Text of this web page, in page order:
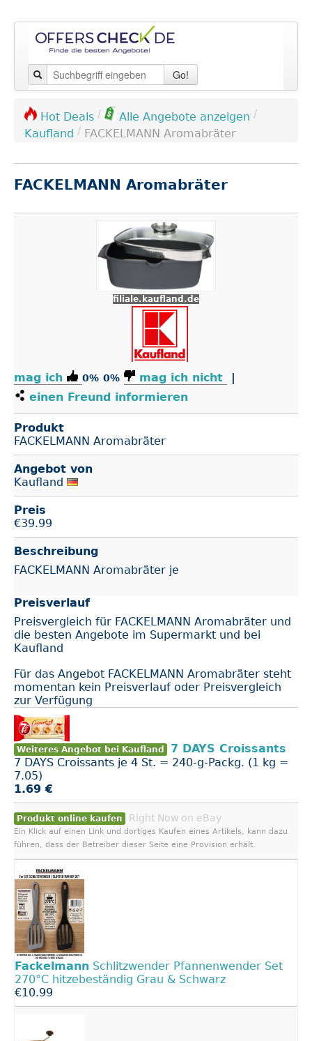
Go!
Hot Deals / Alle Angebote anzeigen /
Kaufland / FACKELMANN Aromabräter
FACKELMANN Aromabräter
filiale.kaufland.de
mag ich 0% 0% mag ich nicht
|
einen Freund informieren
Produkt
FACKELMANN Aromabräter
Angebot von
Kaufland
Preis
€39.99
Beschreibung
FACKELMANN Aromabräter je
Preisverlauf
Preisvergleich für FACKELMANN Aromabräter und
die besten Angebote im Supermarkt und bei
Kaufland
Für das Angebot FACKELMANN Aromabräter steht
momentan kein Preisverlauf oder Preisvergleich
zur Verfügung
Weiteres Angebot bei Kaufland
7 DAYS Croissants
7 DAYS Croissants je 4 St. = 240-g-Packg. (1 kg =
7.05)
1.69 €
Produkt online kaufen Right Now on eBay
Ein Klick auf einen Link und dortiges Kaufen eines Artikels, kann dazu
führen, dass der Betreiber dieser Seite eine Provision erhält.
Fackelmann Schlitzwender Pfannenwender Set
270°C hitzebeständig Grau & Schwarz
€10.99